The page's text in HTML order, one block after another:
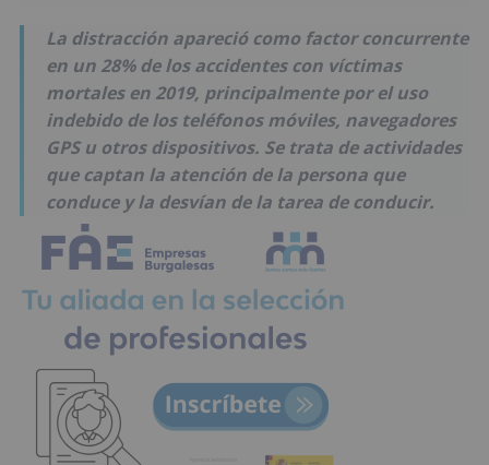
La distracción apareció como factor concurrente
en un 28% de los accidentes con víctimas
mortales en 2019, principalmente por el uso
indebido de los teléfonos móviles, navegadores
GPS u otros dispositivos. Se trata de actividades
que captan la atención de la persona que
conduce y la desvían de la tarea de conducir.